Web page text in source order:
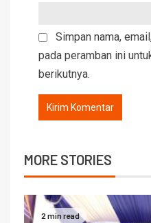
Simpan nama,
pada peramban ini
berikutnya.
MORE STORIES
2 min read